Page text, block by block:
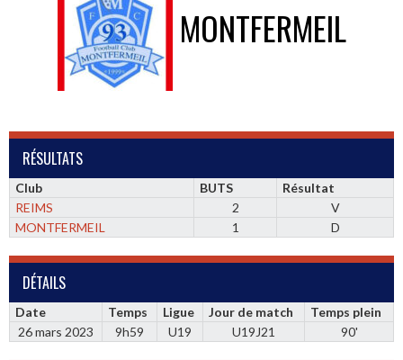
MONTFERMEIL
RÉSULTATS
Club BUTS
Résultat
REIMS
2
V
MONTFERMEIL
1 D
DÉTAILS
Date Temps Ligue Jour de match
Temps plein
26 mars 2023
9h59 U19 U19J21 90'